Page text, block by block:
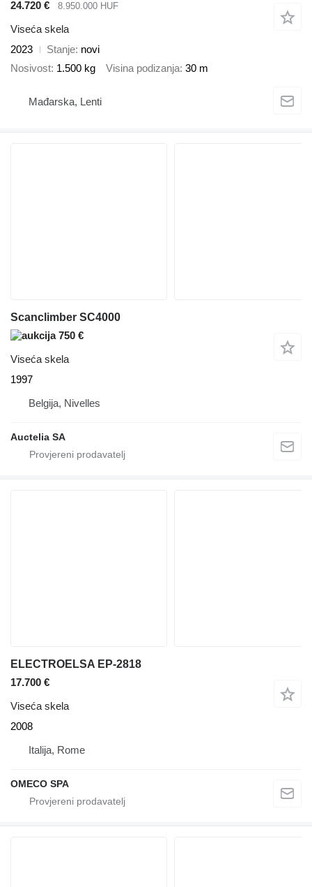
24.720 € 8.950.000 HUF
Viseća skela
2023
Stanje novi
Nosivost 1.500 kg Visina podizanja 30 m
Mađarska, Lenti
Scanclimber SC4000
750 €
Viseća skela
1997
Belgija, Nivelles
Auctelia SA
ELECTROELSA EP-2818
17.700 €
Viseća skela
2008
Italija, Rome
OMECO SPA